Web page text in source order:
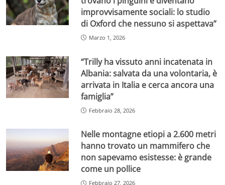
improvvisamente sociali: lo studio
di Oxford che nessuno si aspettava”
Marzo 1, 2026
“Trilly ha vissuto anni incatenata in
Albania: salvata da una volontaria, è
arrivata in Italia e cerca ancora una
famiglia”
Febbraio 28, 2026
Nelle montagne etiopi a 2.600 metri
hanno trovato un mammifero che
non sapevamo esistesse: è grande
come un pollice
Febbraio 27, 2026